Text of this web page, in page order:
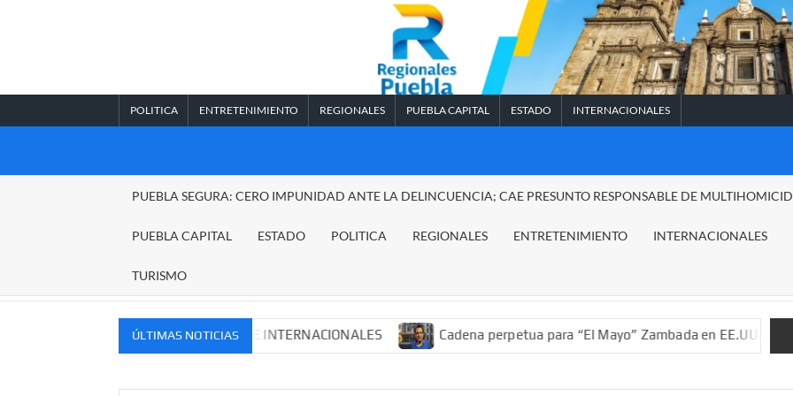
POLITICA ENTRETENIMIENTO REGIONALES PUEBLA CAPITAL ESTADO INTERNACIONALES
REGIONALES
PUEBLA SEGURA: CERO IMPUNIDAD ANTE LA DELINCUENCIA; CAE PRESUNTO RESPONSABLE DE
PUEBLA CAPITAL ESTADO POLITICA REGIONALES ENTRETENIMIENTO INTERNACIONALES
TURISMO
ÚLTIMAS NOTICIAS
MERCADOS NACIONALES E INTERNACIONALES Cadena perpetua para “El Mayo” Zambada en EE.UU.; ordenan